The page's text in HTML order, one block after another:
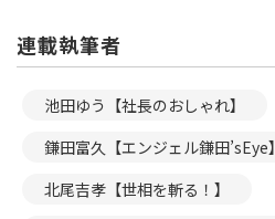
連載執筆者
池田ゆう【社長のおしゃれ】
鎌田富久【エンジェル鎌田’sEye】
北尾吉孝【世相を斬る！】